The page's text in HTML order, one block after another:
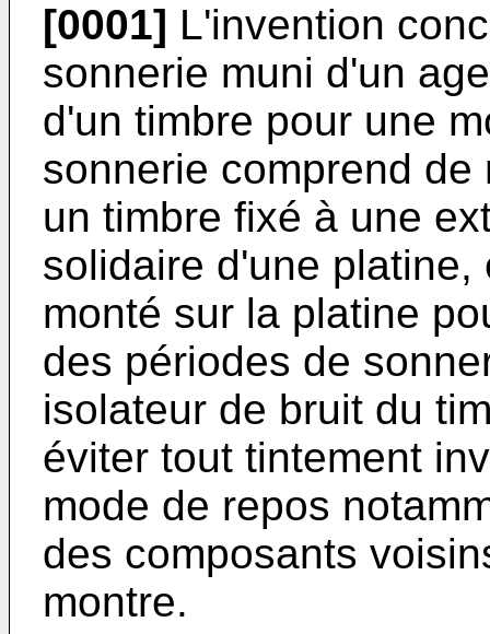
[0001] L'invention
sonnerie muni d'un
d'un timbre pour une
sonnerie comprend
un timbre fixé à une
solidaire d'une
monté sur la platine
des périodes de
isolateur de bruit du
éviter tout tintement
mode de repos
des composants
montre.